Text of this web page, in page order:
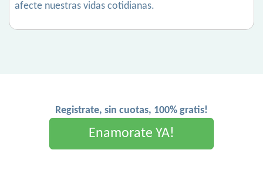
afecte nuestras vidas cotidianas.
Registrate, sin cuotas, 100% gratis!
Enamorate YA!